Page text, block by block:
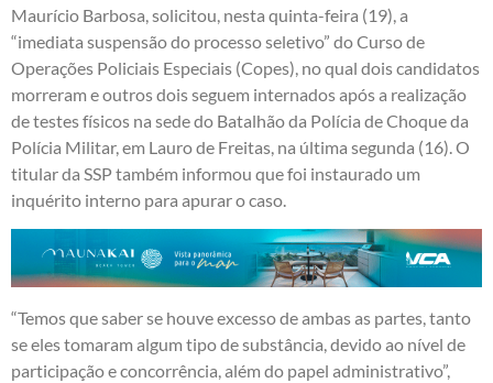
Maurício Barbosa, solicitou, nesta quinta-feira (19), a
“imediata suspensão do processo seletivo” do Curso de
Operações Policiais Especiais (Copes), no qual dois candidatos
morreram e outros dois seguem internados após a realização
de testes físicos na sede do Batalhão da Polícia de Choque da
Polícia Militar, em Lauro de Freitas, na última segunda (16). O
titular da SSP também informou que foi instaurado um
inquérito interno para apurar o caso.
“Temos que saber se houve excesso de ambas as partes, tanto
se eles tomaram algum tipo de substância, devido ao nível de
participação e concorrência, além do papel administrativo”,